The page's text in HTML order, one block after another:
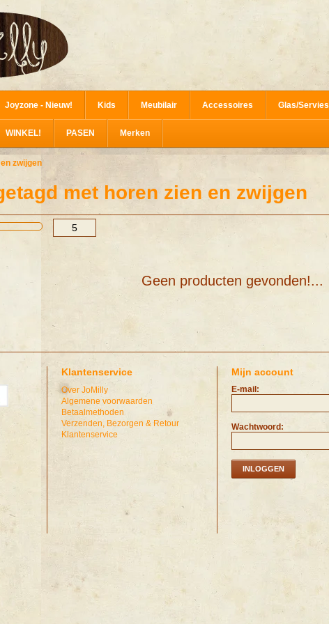
Joyzone - Nieuw! Kids Meubilair Accessoires Glas/Servies
WINKEL! PASEN Merken
zwijgen
met horen zien en zwijgen
Geen producten gevonden!...
Klantenservice
Over JoMilly
Algemene voorwaarden
Betaalmethoden
Verzenden, Bezorgen & Retour
Klantenservice
Mijn account
E-mail:
Wachtwoord:
INLOGGEN